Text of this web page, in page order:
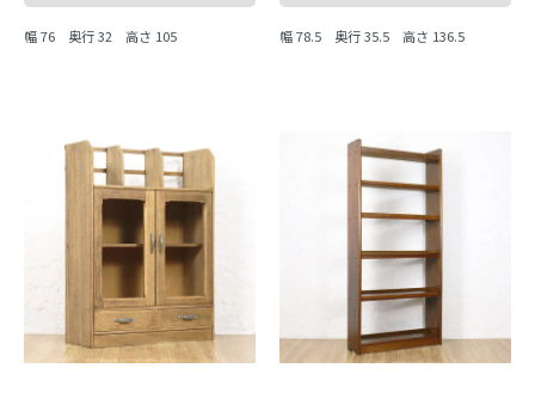
幅 76 奥行 32 高さ 105 幅 78.5 奥行 35.5 高さ 136.5